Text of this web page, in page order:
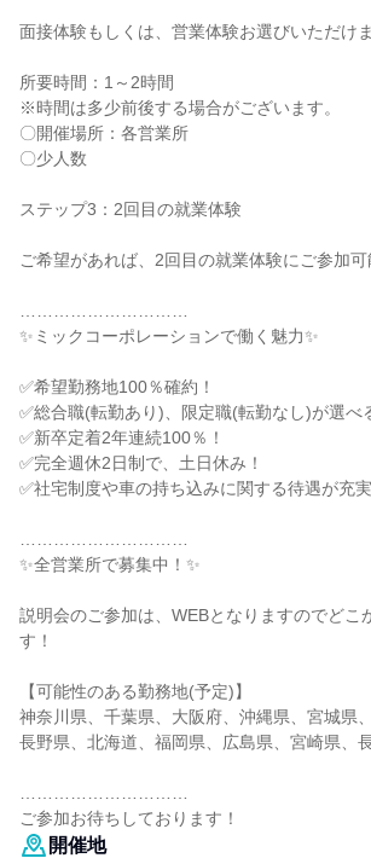
面接体験もしくは、営業体験お選びいただけま
所要時間：1～2時間
※時間は多少前後する場合がございます。
〇開催場所：各営業所
〇少人数
ステップ3：2回目の就業体験
ご希望があれば、2回目の就業体験にご参加可
✨️ミックコーポレーションで働く魅力✨️
✅希望勤務地100％確約！
✅総合職(転勤あり)、限定職(転勤なし)が選べ
✅新卒定着2年連続100％！
✅完全週休2日制で、土日休み！
✅社宅制度や車の持ち込みに関する待遇が充実
✨️全営業所で募集中！✨️
説明会のご参加は、WEBとなりますのでどこ
す！
【可能性のある勤務地(予定)】
神奈川県、千葉県、大阪府、沖縄県、宮城県
長野県、北海道、福岡県、広島県、宮崎県、
ご参加お待ちしております！
開催地